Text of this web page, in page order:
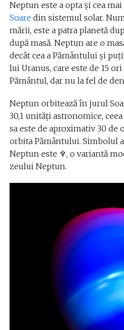
Neptun este a opta și cea
Soaredin sistemul solar.
mării, este a patra planetă
după masă. Neptun are o
decât cea a Pământului și
lui Uranus, care este de 15
Pământul, dar nu la fel de
Neptun orbitează în jurul
30,1 unități astronomice,
sa este de aproximativ 30 de
orbita Pământului. Simbolul
Neptun este ♆, o variantă
zeului Neptun.